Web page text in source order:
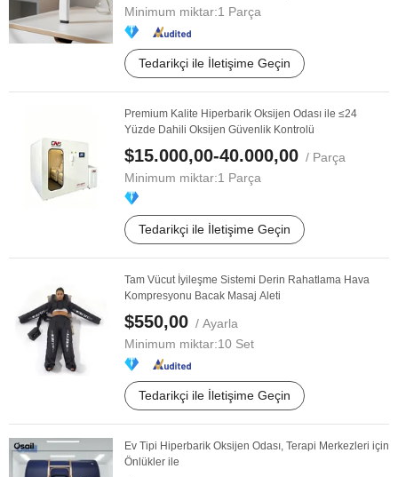
Minimum miktar:1 Parça
Tedarikçi ile İletişime Geçin
Premium Kalite Hiperbarik Oksijen Odası ile ≤24
Yüzde Dahili Oksijen Güvenlik Kontrolü
$15.000,00-40.000,00 / Parça
Minimum miktar:1 Parça
Tedarikçi ile İletişime Geçin
Tam Vücut İyileşme Sistemi Derin Rahatlama Hava
Kompresyonu Bacak Masaj Aleti
$550,00 / Ayarla
Minimum miktar:10 Set
Tedarikçi ile İletişime Geçin
Ev Tipi Hiperbarik Oksijen Odası, Terapi Merkezleri için
Önlükler ile